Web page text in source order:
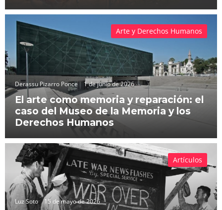
Derassu Pizarro Ponce 1 de junio de 2026
El arte como memoria y reparación: el
caso del Museo de la Memoria y los
Derechos Humanos
Arte y Derechos Humanos
Luz Soto 15 de mayo de 2026
Artículos